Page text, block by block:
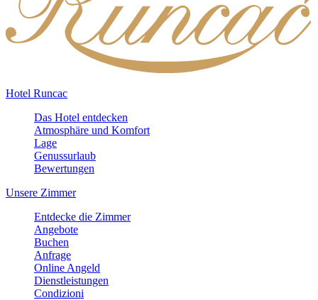
Hotel Runcac
Das Hotel entdecken
Atmosphäre und Komfort
Lage
Genussurlaub
Bewertungen
Unsere Zimmer
Entdecke die Zimmer
Angebote
Buchen
Anfrage
Online Angeld
Dienstleistungen
Condizioni